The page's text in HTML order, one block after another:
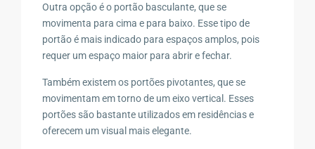
Outra opção é o portão basculante, que se
movimenta para cima e para baixo. Esse tipo de
portão é mais indicado para espaços amplos, pois
requer um espaço maior para abrir e fechar.
Também existem os portões pivotantes, que se
movimentam em torno de um eixo vertical. Esses
portões são bastante utilizados em residências e
oferecem um visual mais elegante.